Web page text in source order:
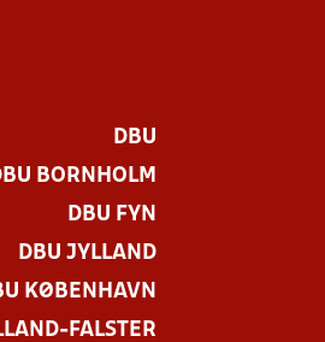
DBU
BORNHOLM
DBU FYN
DBU JYLLAND
KØBENHAVN
FALSTER